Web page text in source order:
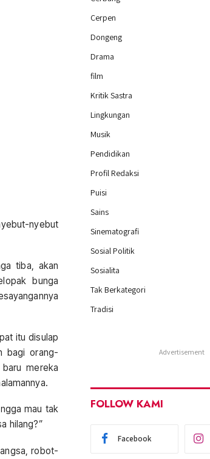
nyebut
tiba, akan
bunga
itu disulap
bagi orang-
mereka
mau tak
hilang?”
robot-
Cerpen
Dongeng
Drama
film
Kritik Sastra
Lingkungan
Musik
Pendidikan
Profil Redaksi
Puisi
Sains
Sinematografi
Sosial Politik
Sosialita
Tak Berkategori
Tradisi
Advertisement
FOLLOW KAMI
Facebook